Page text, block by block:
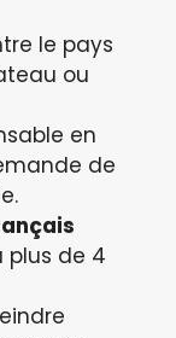
le pays
ou
en
de
plus de 4